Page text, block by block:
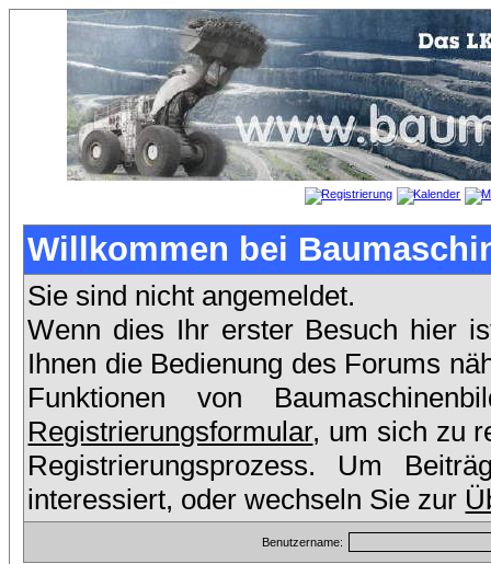
Willkommen bei
Sie sind nicht angemeldet.
Wenn dies Ihr erster Besuch hier
Ihnen die Bedienung des Forums
Funktionen von
Registrierungsformular, um sich zu
Registrierungsprozess. Um
interessiert, oder wechseln Sie zur
Benutzername: